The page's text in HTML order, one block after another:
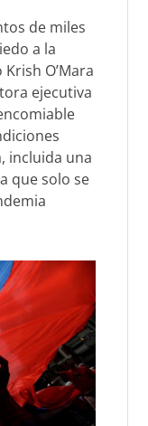
de miles
a la
O’Mara
ejecutiva
incluida una
que solo se